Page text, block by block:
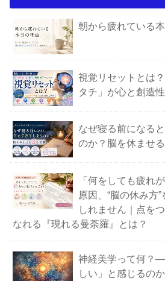
朝から疲れている
視覚リセットとは
タチ」が心と創造
なぜ寝る前になる
のか？脳を休ませ
「何をしても疲れ
原因、“脳の休み方
しれません｜点を
なれる『現れる曼荼羅』とは？
神経美学って何？
しい」と感じるの